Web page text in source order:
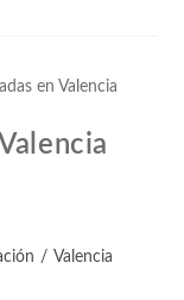
/ Valencia